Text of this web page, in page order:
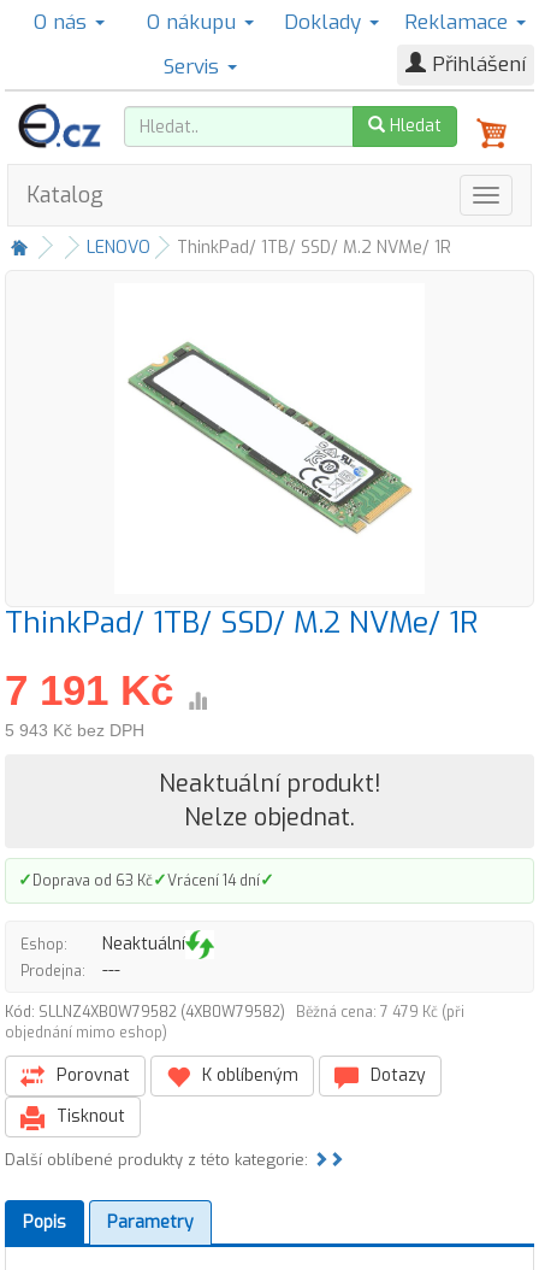
O nás O nákupu Doklady
Reklamace
Servis
Přihlášení
Hledat
Katalog
LENOVO ThinkPad/ 1TB/ SSD/ M.2 NVMe/ 1R
ThinkPad/ 1TB/ SSD/ M.2 NVMe/ 1R
7 191 Kč
5 943 Kč bez DPH
Neaktuální produkt!
Nelze objednat.
✓Doprava od 63 Kč✓Vrácení 14 dní✓
Eshop: Neaktuální
Prodejna: ---
Kód: SLLNZ4XB0W79582 (4XB0W79582)
Běžná cena: 7 479 Kč (při
objednání mimo eshop)
Porovnat K oblíbeným
Dotazy
Tisknout
Další oblíbené produkty z této kategorie:
Popis Parametry